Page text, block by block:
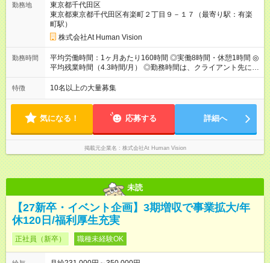
（固定残業代 24，000円） 賞与：年２回 （業績連動型） 昇
給：年２回（3月、9月) 試用期間：6ヶ月 ※上記額にはみなし残
業代（月15時間分）が含まれた 金額になります。超過分は追加
で全額支給。 【頑張りを給与・キャリアに還元します】 年に2
回⼈事評価があり等級が決まります。 等級に合わせた給与設定
のため、若い内からでも頑張り次第で給与アップが叶います。
⼀般職（20～31万円）→リーダー（⽉給26～36万円） →係⻑
～58万円） 【試用期間】試用期間あり 試用期間の長さ：6ヶ月
※ 雇用形態と給与に、本採用時と異なる部分があります。 雇用
形態：本採用時と同じです。 給与：月給 224,000円 ～ 330,000
円 上記額にはみなし残業代を含みます。※超過分は全額支給い
たします。 みなし残業代 24,000円 ～ 34,000円／月 みなし残業
時間 15時間／月
勤務地
東京都千代田区
東京都東京都千代田区有楽町２丁目９－１７（最寄り駅：有楽
町駅）
株式会社At Human Vision
勤務時間
平均労働時間：1ヶ月あたり160時間 ◎実働8時間・休憩1時間 ◎
平均残業時間（4.3時間/月） ◎勤務時間は、クライアント先に
より異なります。 ※＜シフト例＞ 10:00～19:00／11:00～
20:00 平均労働時間：1ヶ月あたり160時間 ◎実働8時間・休憩1
先に より異なります。 ※＜シフト例＞ 10:00～19:00／11:00
～20:00
特徴 10名以上の大量募集
気になる！ 応募する 詳細へ
掲載元企業名 株式会社At Human Vision
未読
【27新卒・イベント企画】3期増収で事業拡大/年
休120日/福利厚生充実
正社員（新卒） 職種未経験OK